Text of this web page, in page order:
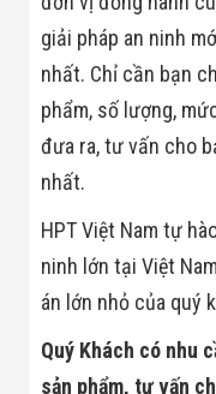
giải pháp an ninh
nhất. Chỉ cần bạn
phẩm, số lượng,
đưa ra, tư vấn cho
nhất.
HPT Việt Nam tự
ninh lớn tại Việt
án lớn nhỏ của quý
Quý Khách có nhu
sản phẩm, tư vấn